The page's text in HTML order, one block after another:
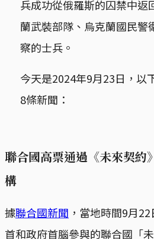
兵成功從俄羅斯的囚禁中返
蘭武裝部隊、烏克蘭國民警
察的士兵。
今天是2024年9月23日，以
8條新聞：
聯合國高票通過《未來契約
構
據聯合國新聞 ，當地時間9月
首和政府首腦參與的聯合國「